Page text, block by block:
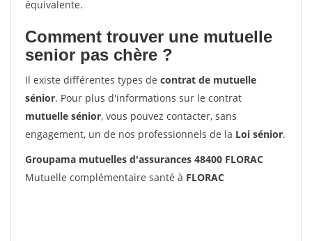
équivalente.
Comment trouver une mutuelle
senior pas chère ?
Il existe différentes types de contrat de mutuelle
sénior. Pour plus d'informations sur le contrat
mutuelle sénior, vous pouvez contacter, sans
engagement, un de nos professionnels de la Loi sénior.
Groupama mutuelles d'assurances 48400 FLORAC
Mutuelle complémentaire santé à FLORAC